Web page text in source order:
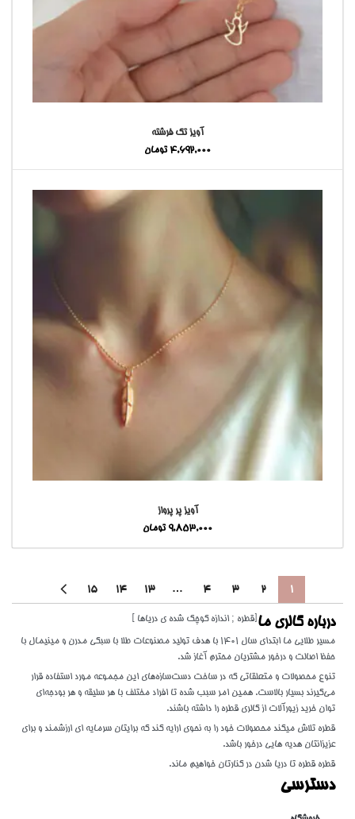
آویز تک فرشته
4,692,000 تومان
آویز پر پرواز
9,853,000 تومان
1
2
3
4
…
13
14
15
درباره گالری ما [قطره ; اندازه کوچک شده ی دریاها ]
مسیر طلایی ما ابتدای سال 1401 با هدف تولید مصنوعات طلا با سبکی مدرن و مینیمال با
حفظ اصالت و درخور مشتریان محترم آغاز شد.
تنوع محصولات و متعلقاتی که در ساخت دست‌سازه‌های این مجموعه مورد استفاده قرار
می‌گیرند بسیار بالاست. همین امر سبب شده تا افراد مختلف با هر سلیقه و هر بودجه‌ای
توان خرید زیورآلات از گالری قطره را داشته باشند.
قطره تلاش میکند محصولات خود را به نحوی ارایه کند که برایتان سرمایه ای ارزشمند و برای
عزیزانتان هدیه هایی درخور باشد.
قطره قطره تا دریا شدن در کنارتان خواهیم ماند.
دسترسی